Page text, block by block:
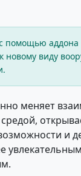
помощью аддона
новому виду
меняет
и